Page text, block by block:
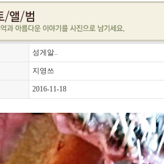
성게알..
지영쓰
2016-11-18